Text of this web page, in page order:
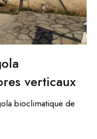
verticaux
bioclimatique de